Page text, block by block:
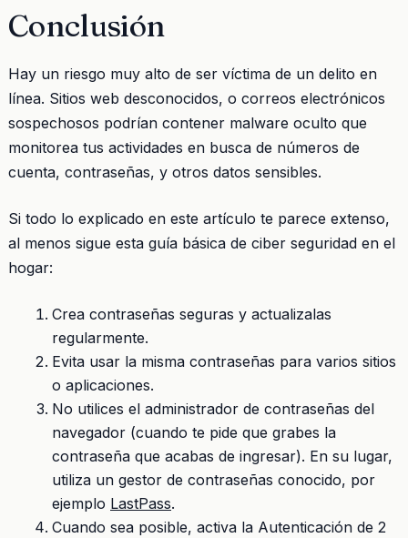
Conclusión
Hay un riesgo muy alto de ser víctima de un delito en
línea. Sitios web desconocidos, o correos electrónicos
sospechosos podrían contener malware oculto que
monitorea tus actividades en busca de números de
cuenta, contraseñas, y otros datos sensibles.
Si todo lo explicado en este artículo te parece extenso,
al menos sigue esta guía básica de ciber seguridad en el
hogar:
Crea contraseñas seguras y actualizalas
regularmente.
Evita usar la misma contraseñas para varios sitios
o aplicaciones.
No utilices el administrador de contraseñas del
navegador (cuando te pide que grabes la
contraseña que acabas de ingresar). En su lugar,
utiliza un gestor de contraseñas conocido, por
ejemplo LastPass.
Cuando sea posible, activa la Autenticación de 2